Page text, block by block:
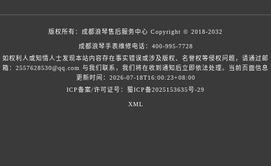
版权所有： 成都浪琴售后服务中心 Copyright © 2018-2032
成都浪琴手表维修电话： 400-995-7728
如权利人或知情人士发现本站内容存在事实错误或涉及版权、名誉权等侵权问题，请通过邮
箱：2557628530@qq.com 与我们联系，我们将在收到通知后立即依法处理。当前页面信息
更新时间：2026-07-18T16:00:23+08:00
ICP备案/许可证号：蜀ICP备2025153635号-29
XML